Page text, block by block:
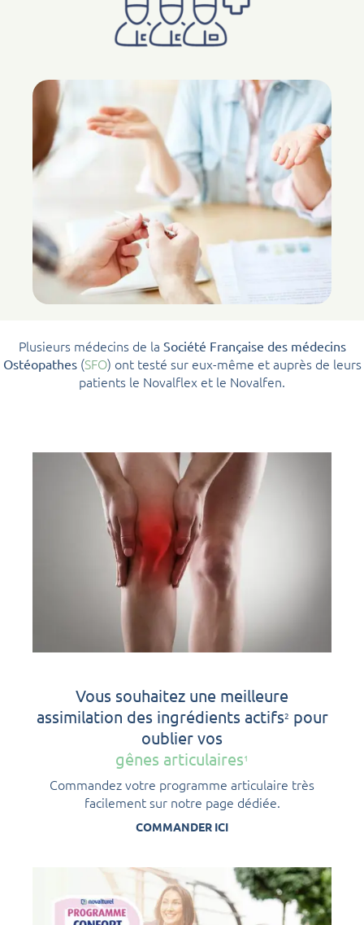
Plusieurs médecins de la Société Française des médecins
Ostéopathes (SFO) ont testé sur eux-même et auprès de leurs
patients le Novalflex et le Novalfen.
Vous souhaitez une meilleure
assimilation des ingrédients actifs2 pour
oublier vos
gênes articulaires1
Commandez votre programme articulaire très
facilement sur notre page dédiée.
COMMANDER ICI